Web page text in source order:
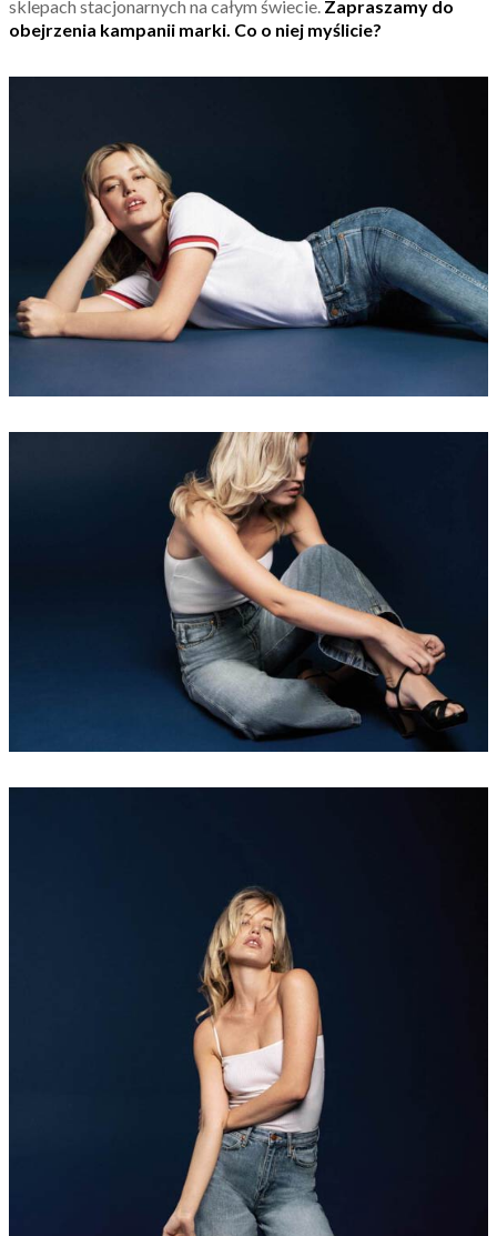
sklepach stacjonarnych na całym świecie. Zapraszamy do
obejrzenia kampanii marki. Co o niej myślicie?